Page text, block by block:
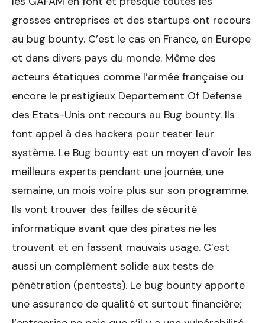
grosses entreprises et des startups ont recours
au bug bounty. C’est le cas en France, en Europe
et dans divers pays du monde. Même des
acteurs étatiques comme l’armée française ou
encore le prestigieux Departement Of Defense
des Etats-Unis ont recours au Bug bounty. Ils
font appel à des hackers pour tester leur
système. Le Bug bounty est un moyen d’avoir les
meilleurs experts pendant une journée, une
semaine, un mois voire plus sur son programme.
Ils vont trouver des failles de sécurité
informatique avant que des pirates ne les
trouvent et en fassent mauvais usage. C’est
aussi un complément solide aux tests de
pénétration (pentests). Le bug bounty apporte
une assurance de qualité et surtout financière;